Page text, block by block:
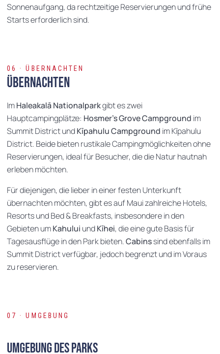
Sonnenaufgang, da rechtzeitige Reservierungen und frühe
Starts erforderlich sind.
06 · ÜBERNACHTEN
Übernachten
ImHaleakalā Nationalparkgibt es zwei
Hauptcampingplätze: Hosmer’s Grove Campground im
Summit District undKīpahulu Campground im Kīpahulu
District. Beide bieten rustikale Campingmöglichkeiten ohne
Reservierungen, ideal für Besucher, die die Natur hautnah
erleben möchten.
Für diejenigen, die lieber in einer festen Unterkunft
übernachten möchten, gibt es auf Maui zahlreiche Hotels,
Resorts und Bed & Breakfasts, insbesondere in den
Gebieten umKahului undKīhei, die eine gute Basis für
Tagesausflüge in den Park bieten.Cabinssind ebenfalls im
Summit District verfügbar, jedoch begrenzt und im Voraus
zu reservieren.
07 · UMGEBUNG
Umgebung des Parks